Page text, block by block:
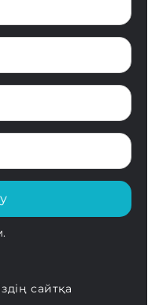
сайтқа